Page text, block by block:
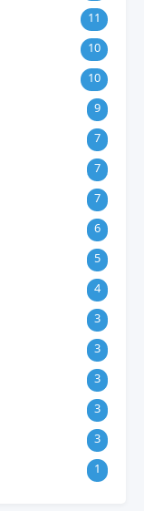
11
10
10
9
7
7
7
6
5
4
3
3
3
3
3
1